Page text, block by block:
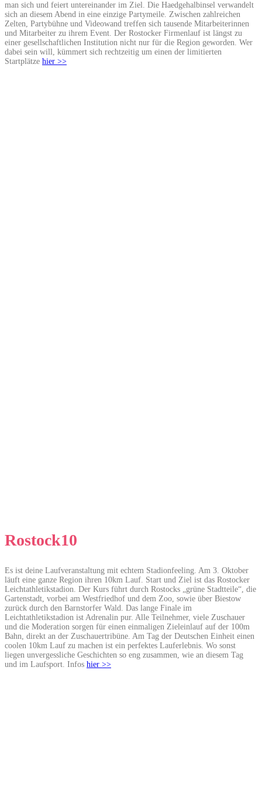
man sich und feiert untereinander im Ziel. Die Haedgehalbinsel verwandelt
sich an diesem Abend in eine einzige Partymeile. Zwischen zahlreichen
Zelten, Partybühne und Videowand treffen sich tausende Mitarbeiterinnen
und Mitarbeiter zu ihrem Event. Der Rostocker Firmenlauf ist längst zu
einer gesellschaftlichen Institution nicht nur für die Region geworden. Wer
dabei sein will, kümmert sich rechtzeitig um einen der limitierten
Startplätze hier >>
Rostock10
Es ist deine Laufveranstaltung mit echtem Stadionfeeling. Am 3. Oktober
läuft eine ganze Region ihren 10km Lauf. Start und Ziel ist das Rostocker
Leichtathletikstadion. Der Kurs führt durch Rostocks „grüne Stadtteile“, die
Gartenstadt, vorbei am Westfriedhof und dem Zoo, sowie über Biestow
zurück durch den Barnstorfer Wald. Das lange Finale im
Leichtathletikstadion ist Adrenalin pur. Alle Teilnehmer, viele Zuschauer
und die Moderation sorgen für einen einmaligen Zieleinlauf auf der 100m
Bahn, direkt an der Zuschauertribüne. Am Tag der Deutschen Einheit einen
coolen 10km Lauf zu machen ist ein perfektes Lauferlebnis. Wo sonst
liegen unvergessliche Geschichten so eng zusammen, wie an diesem Tag
und im Laufsport. Infos hier >>